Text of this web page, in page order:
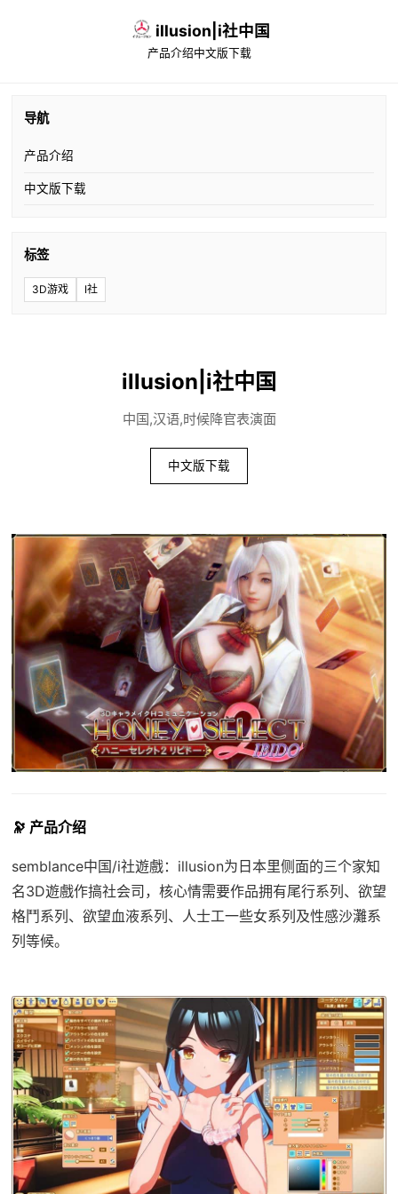
illusion|i社中国
产品介绍中文版下载
导航
产品介绍
中文版下载
标签
3D游戏 I社
illusion|i社中国
中国,汉语,时候降官表演面
中文版下载
🔭 产品介绍
semblance中国/i社遊戲：illusion为日本里侧面的三个家知
名3D遊戲作搞社会司，核心情需要作品拥有尾行系列、欲望
格鬥系列、欲望血液系列、人士工一些女系列及性感沙灘系
列等候。